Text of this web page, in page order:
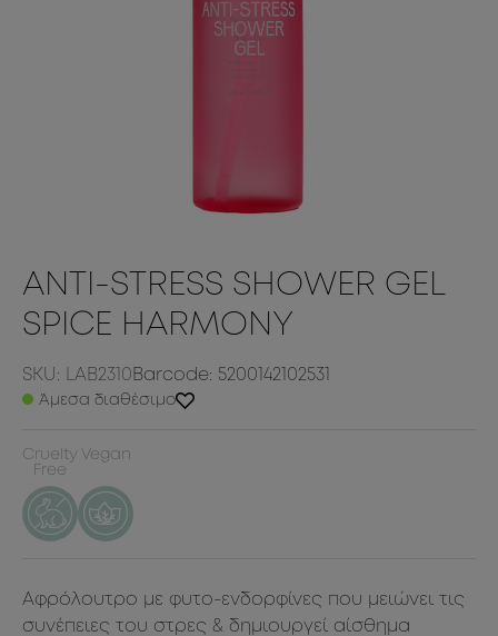
ANTI-STRESS SHOWER GEL
SPICE HARMONY
SKU: LAB2310 Barcode: 5200142102531
Άμεσα διαθέσιμο
Cruelty
Free
Vegan
Αφρόλουτρο με φυτο-ενδορφίνες που μειώνει τις
συνέπειες του στρες & δημιουργεί αίσθημα